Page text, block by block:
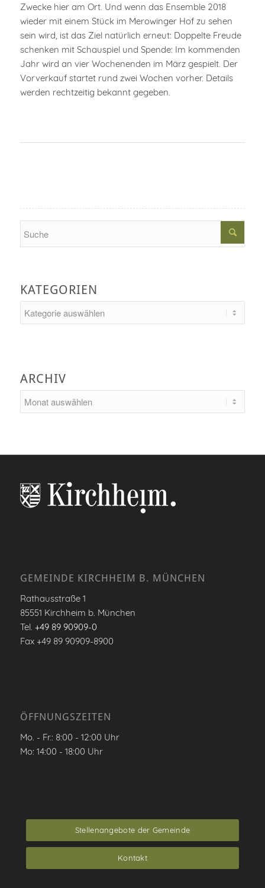
Zwecke hier am Ort. Und wenn das Ensemble 2018
wieder mit einem Stück im Merowinger Hof zu sehen
sein wird, ist das Ziel natürlich erneut: Doppelte Freude
schenken mit Schauspiel und Spende: Im kommenden
Jahr wird an vier Wochenenden im März gespielt. Der
Vorverkauf startet rund zwei Wochen vorher. Details
werden rechtzeitig bekannt gegeben.
KATEGORIEN
ARCHIV
GEMEINDE KIRCHHEIM B. MÜNCHEN
Rathausstraße 1
85551 Kirchheim b. München
Tel. +49 89 90909-0
Fax +49 89 90909-8900
ÖFFNUNGSZEITEN
Mo. - Fr.: 8:00 - 12:00 Uhr
Mo: 14:00 - 18:00 Uhr
Stellenangebote der Gemeinde
Kontakt